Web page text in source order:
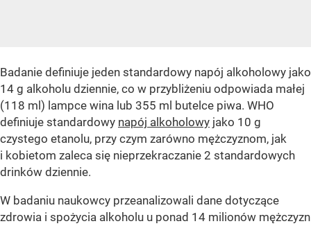
Badanie definiuje jeden standardowy napój alkoholowy jako
14 g alkoholu dziennie, co w przybliżeniu odpowiada małej
(118 ml) lampce wina lub 355 ml butelce piwa. WHO
definiuje standardowy napój alkoholowy jako 10 g
czystego etanolu, przy czym zarówno mężczyznom, jak
i kobietom zaleca się nieprzekraczanie 2 standardowych
drinków dziennie.
W badaniu naukowcy przeanalizowali dane dotyczące
zdrowia i spożycia alkoholu u ponad 14 milionów mężczyzn